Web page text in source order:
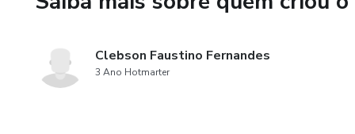
Clebson Faustino Fernandes
3 Ano Hotmarter